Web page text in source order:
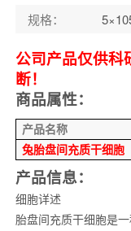
规格：
公司产品仅供科
断！
商品属性：
产品名称
兔胎盘间充质干细胞
产品信息：
细胞详述
胎盘间充质干细胞是